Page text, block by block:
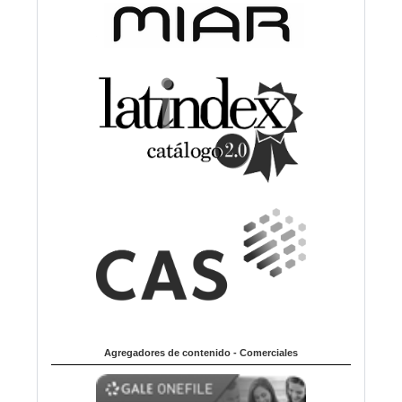
Agregadores de contenido - Comerciales